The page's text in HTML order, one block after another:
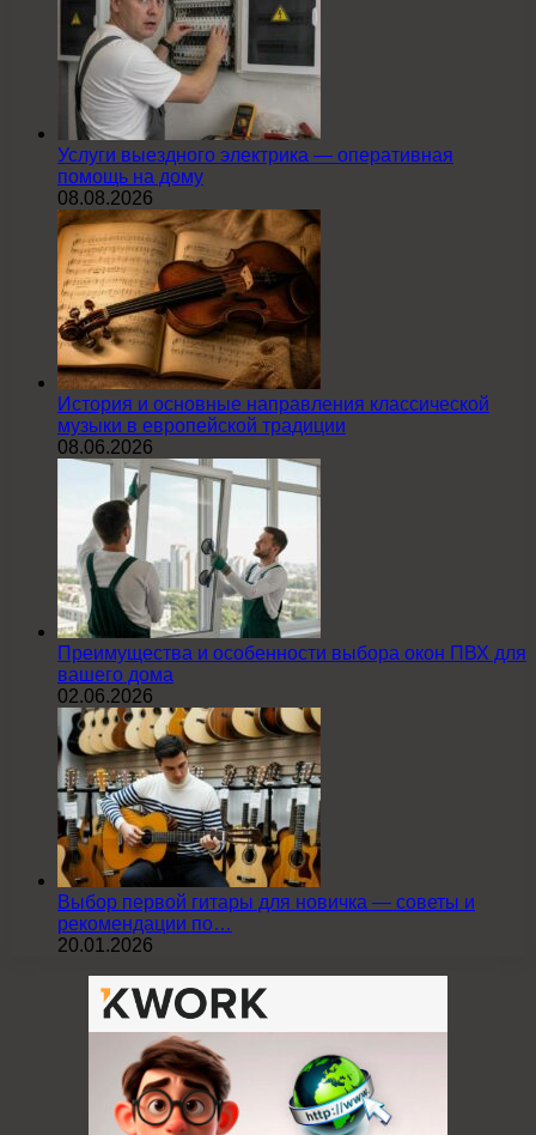
Услуги выездного электрика — оперативная
помощь на дому
08.08.2026
История и основные направления классической
музыки в европейской традиции
08.06.2026
Преимущества и особенности выбора окон ПВХ для
вашего дома
02.06.2026
Выбор первой гитары для новичка — советы и
рекомендации по…
20.01.2026